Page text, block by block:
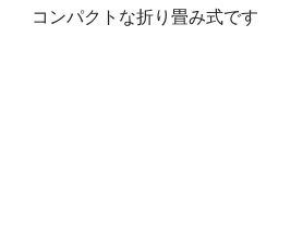
コンパクトな折り畳み式です